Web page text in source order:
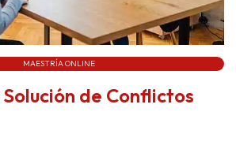
MAESTRÍA ONLINE
de Conflictos